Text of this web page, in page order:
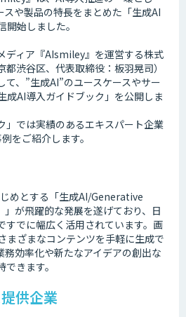
スや製品の特長をまとめた「生成AI
始しました。
ディア『AIsmiley』を運営する株式
渋谷区、代表取締役：板羽晃司）
て、”生成AI”のユースケースやサー
成AI導入ガイドブック」を公開しま
」では実績のあるエキスパート企業
をご紹介します。
めとする「生成AI/Generative
が飛躍的な発展を遂げており、日
すでに幅広く活用されています。画
まざまなコンテンツを手軽に生成で
務効率化や新たなアイデアの創出な
きます。
供企業